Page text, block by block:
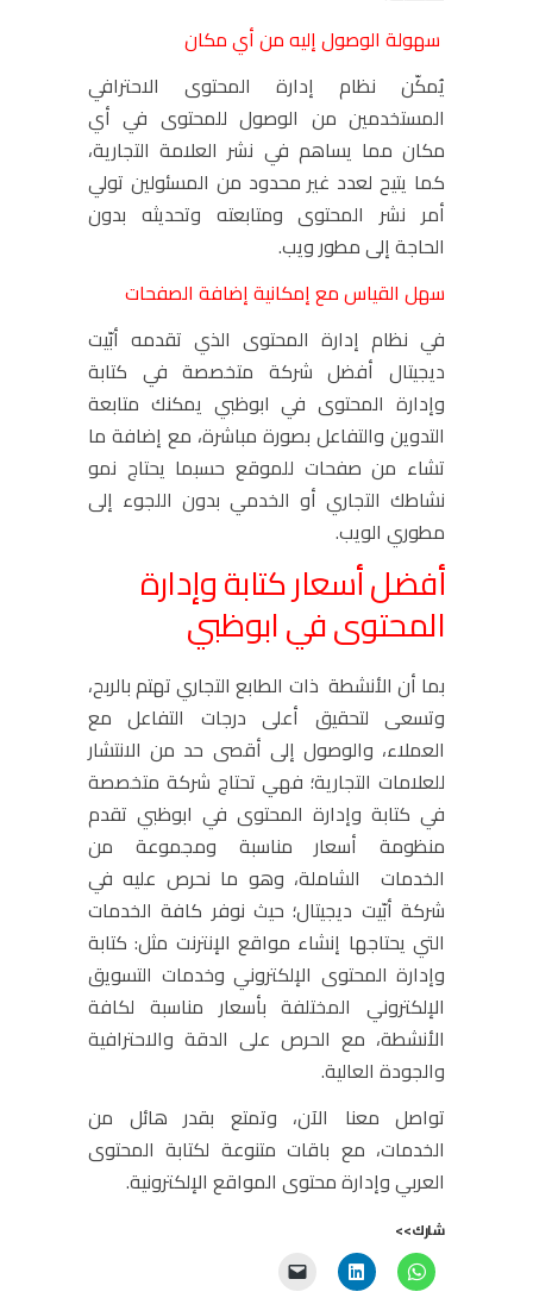
سهولة الوصول إليه من أي مكان
يُمكّن نظام إدارة المحتوى الاحترافي
المستخدمين من الوصول للمحتوى في أي
مكان مما يساهم في نشر العلامة التجارية،
كما يتيح لعدد غير محدود من المسئولين تولي
أمر نشر المحتوى ومتابعته وتحديثه بدون
الحاجة إلى مطور ويب.
سهل القياس مع إمكانية إضافة الصفحات
في نظام إدارة المحتوى الذي تقدمه أبّيت
ديجيتال أفضل شركة متخصصة في كتابة
وإدارة المحتوى في ابوظبي يمكنك متابعة
التدوين والتفاعل بصورة مباشرة، مع إضافة ما
تشاء من صفحات للموقع حسبما يحتاج نمو
نشاطك التجاري أو الخدمي بدون اللجوء إلى
مطوري الويب.
أفضل أسعار كتابة وإدارة
المحتوى في ابوظبي
بما أن الأنشطة ذات الطابع التجاري تهتم بالربح،
وتسعى لتحقيق أعلى درجات التفاعل مع
العملاء، والوصول إلى أقصى حد من الانتشار
للعلامات التجارية؛ فهي تحتاج شركة متخصصة
في كتابة وإدارة المحتوى في ابوظبي تقدم
منظومة أسعار مناسبة ومجموعة من
الخدمات الشاملة، وهو ما نحرص عليه في
شركة أبّيت ديجيتال؛ حيث نوفر كافة الخدمات
التي يحتاجها إنشاء مواقع الإنترنت مثل: كتابة
وإدارة المحتوى الإلكتروني وخدمات التسويق
الإلكتروني المختلفة بأسعار مناسبة لكافة
الأنشطة، مع الحرص على الدقة والاحترافية
والجودة العالية.
تواصل معنا الآن، وتمتع بقدر هائل من
الخدمات، مع باقات متنوعة لكتابة المحتوى
العربي وإدارة محتوى المواقع الإلكترونية.
شارك>>